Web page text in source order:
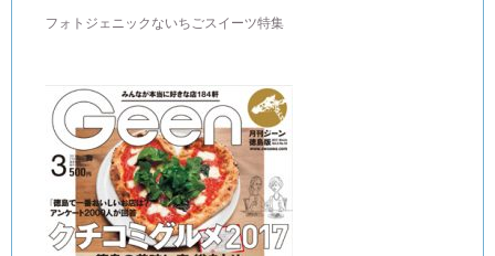
フォトジェニックないちごスイーツ特集